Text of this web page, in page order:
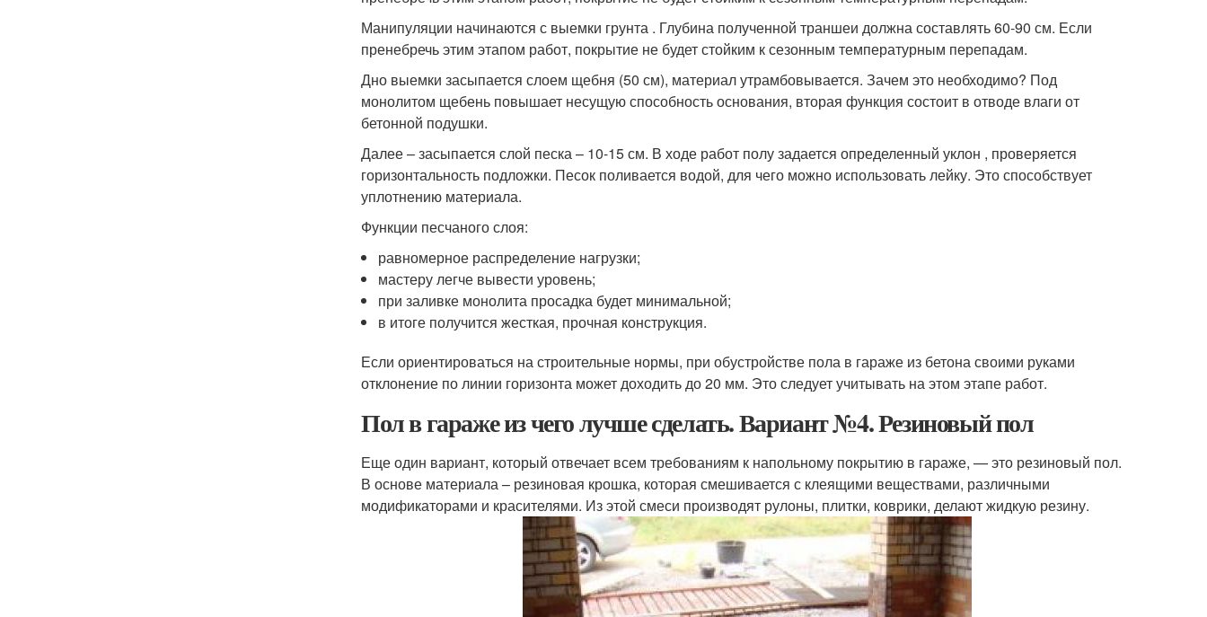
Манипуляции начинаются с выемки грунта . Глубина полученной траншеи должна составлять 60-90 см. Если
пренебречь этим этапом работ, покрытие не будет стойким к сезонным температурным перепадам.
Дно выемки засыпается слоем щебня (50 см), материал утрамбовывается. Зачем это необходимо? Под
монолитом щебень повышает несущую способность основания, вторая функция состоит в отводе влаги от
бетонной подушки.
Далее – засыпается слой песка – 10-15 см. В ходе работ полу задается определенный уклон , проверяется
горизонтальность подложки. Песок поливается водой, для чего можно использовать лейку. Это способствует
уплотнению материала.
Функции песчаного слоя:
равномерное распределение нагрузки;
мастеру легче вывести уровень;
при заливке монолита просадка будет минимальной;
в итоге получится жесткая, прочная конструкция.
Если ориентироваться на строительные нормы, при обустройстве пола в гараже из бетона своими руками
отклонение по линии горизонта может доходить до 20 мм. Это следует учитывать на этом этапе работ.
Пол в гараже из чего лучше сделать. Вариант №4. Резиновый пол
Еще один вариант, который отвечает всем требованиям к напольному покрытию в гараже, — это резиновый пол.
В основе материала – резиновая крошка, которая смешивается с клеящими веществами, различными
модификаторами и красителями. Из этой смеси производят рулоны, плитки, коврики, делают жидкую резину.